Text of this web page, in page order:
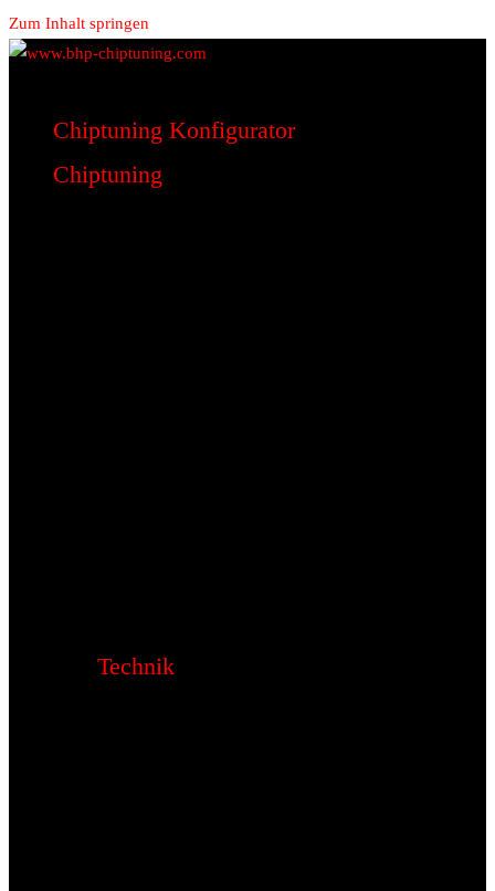
Zum Inhalt springen
www.bhp-chiptuning.com
BHP Motorsport
Chiptuning Konfigurator
Chiptuning
Technik